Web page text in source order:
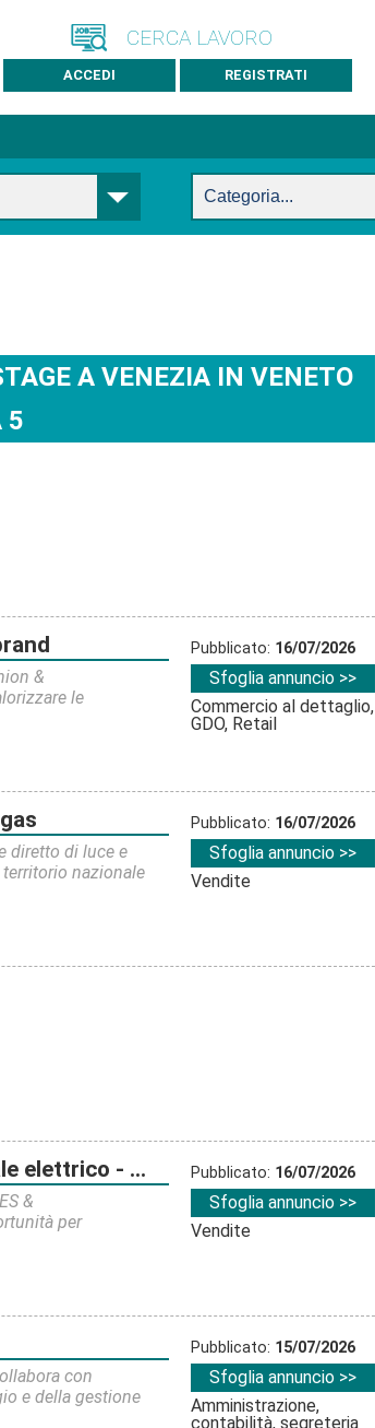
CERCA LAVORO
ACCEDI REGISTRATI
A VENEZIA IN VENETO
5
&
le
Pubblicato: 16/07/2026
Sfoglia annuncio >>
Commercio al dettaglio,
GDO, Retail
diretto di luce e
nazionale
Pubblicato: 16/07/2026
Sfoglia annuncio >>
Vendite
- veneto
&
per
Pubblicato: 16/07/2026
Sfoglia annuncio >>
Vendite
con
e della gestione
Pubblicato: 15/07/2026
Sfoglia annuncio >>
Amministrazione,
contabilità, segreteria